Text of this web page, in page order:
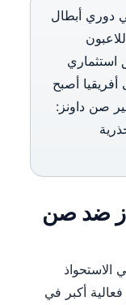
دوري أبطال
اللاعبون
استثماري
أصبح
صن داونز:
ضد صن
أكبر في